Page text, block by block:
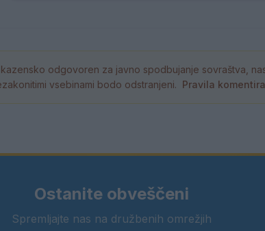
odgovoren za javno spodbujanje sovraštva,
vsebinami bodo odstranjeni. Pravila
Ostanite obveščeni
Spremljajte nas na družbenih omrežjih